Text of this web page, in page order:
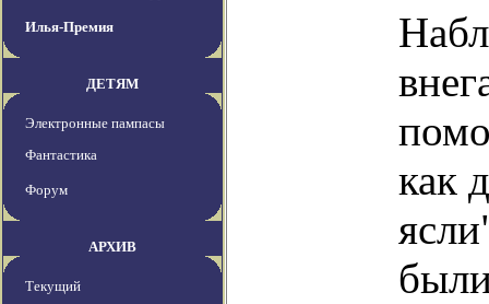
Илья-Премия
ДЕТЯМ
Электронные пампасы
Фантастика
Форум
АРХИВ
Текущий
как